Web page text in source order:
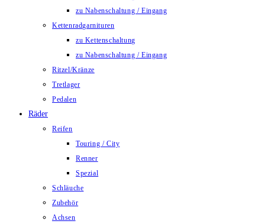
zu Nabenschaltung / Eingang
Kettenradgarnituren
zu Kettenschaltung
zu Nabenschaltung / Eingang
Ritzel/Kränze
Tretlager
Pedalen
Räder
Reifen
Touring / City
Renner
Spezial
Schläuche
Zubehör
Achsen